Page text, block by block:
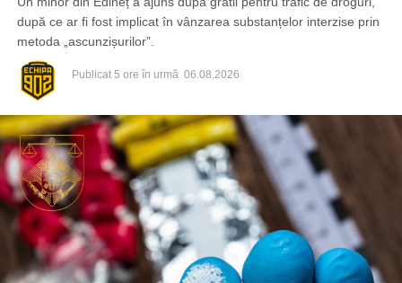
Un alt caz a fost surprins de camerele de supraveghere
din pasajul subteran de pe strada Ciuflea, la intersecția cu
bulevardul Ștefan cel Mare și Sfânt. Imaginile arată cum o
persoană deteriorează intenționat o cameră video, iar
ulterior sunt distruse și mai multe plăci de teracotă de pe
peretele pasajului. Primăria Chișinău a sesizat organele
de drept, care urmează să stabilească toate
circumstanțele și identitatea persoanelor implicate.
Elementele deteriorate vor fi reparate în cel mai scurt timp.
după ce ar fi fost implicat în vânzarea substanțelor interzise prin
metoda „ascunzișurilor”.
Publicat 5 ore în urmă 06.08.2026